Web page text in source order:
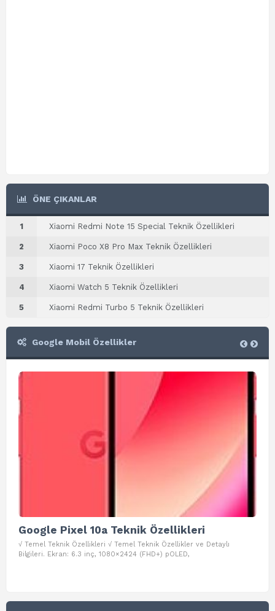
ÖNE ÇIKANLAR
1 Xiaomi Redmi Note 15 Special Teknik Özellikleri
2 Xiaomi Poco X8 Pro Max Teknik Özellikleri
3 Xiaomi 17 Teknik Özellikleri
4 Xiaomi Watch 5 Teknik Özellikleri
5 Xiaomi Redmi Turbo 5 Teknik Özellikleri
Google Mobil Özellikler
Google Pixel 10a Teknik Özellikleri
√ Temel Teknik Özellikleri √ Temel Teknik Özellikler ve Detaylı
Bilgileri. Ekran: 6.3 inç, 1080×2424 (FHD+) pOLED,